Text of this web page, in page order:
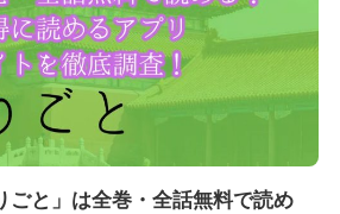
ごと」は全巻・全話無料で読め